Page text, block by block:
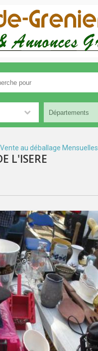
Vente au déballage Mensuelles
L'ISERE